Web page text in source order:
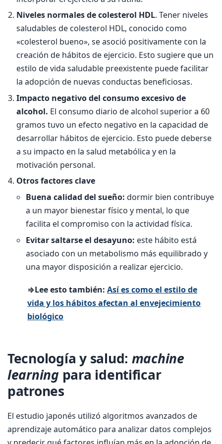
Niveles normales de colesterol HDL. Tener niveles
saludables de colesterol HDL, conocido como
«colesterol bueno», se asoció positivamente con la
creación de hábitos de ejercicio. Esto sugiere que un
estilo de vida saludable preexistente puede facilitar
la adopción de nuevas conductas beneficiosas.
Impacto negativo del consumo excesivo de
alcohol. El consumo diario de alcohol superior a 60
gramos tuvo un efecto negativo en la capacidad de
desarrollar hábitos de ejercicio. Esto puede deberse
a su impacto en la salud metabólica y en la
motivación personal.
Otros factores clave
Buena calidad del sueño: dormir bien contribuye
a un mayor bienestar físico y mental, lo que
facilita el compromiso con la actividad física.
Evitar saltarse el desayuno: este hábito está
asociado con un metabolismo más equilibrado y
una mayor disposición a realizar ejercicio.
⇒Lee esto también: Así es como el estilo de
vida y los hábitos afectan al envejecimiento
biológico
Tecnología y salud: machine
learningpara identificar
patrones
El estudio japonés utilizó algoritmos avanzados de
aprendizaje automático para analizar datos complejos